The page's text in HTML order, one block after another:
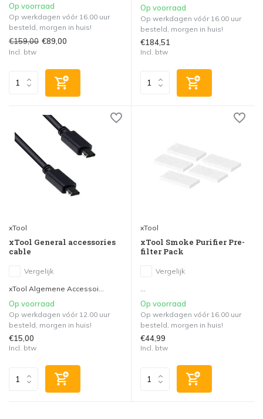
Op voorraad
Op werkdagen vóór 16.00 uur
besteld, morgen in huis!
€159,00 €89,00
Incl. btw
Op voorraad
Op werkdagen vóór 16.00 uur
besteld, morgen in huis!
€184,51
Incl. btw
xTool
xTool General accessories
cable
Vergelijk
xTool Algemene Accessoi...
Op voorraad
Op werkdagen vóór 12.00 uur
besteld, morgen in huis!
€15,00
Incl. btw
xTool
xTool Smoke Purifier Pre-
filter Pack
Vergelijk
...
Op voorraad
Op werkdagen vóór 16.00 uur
besteld, morgen in huis!
€44,99
Incl. btw